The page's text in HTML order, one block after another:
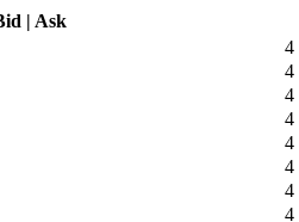
| Ask
4
4
4
4
4
4
4
4